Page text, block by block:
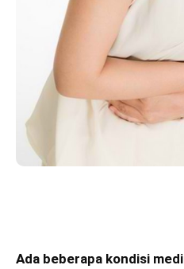
Ada beberapa kondisi